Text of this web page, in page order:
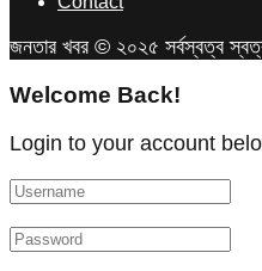
জনতার খবর © ২০২৫ সর্বস্বত্ব
Welcome Back!
Login to your account